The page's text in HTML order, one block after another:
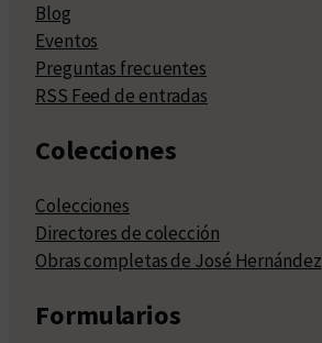
Blog
Eventos
Preguntas frecuentes
RSS Feed de entradas
Colecciones
Colecciones
Directores de colección
Obras completas de José Hernández
Formularios